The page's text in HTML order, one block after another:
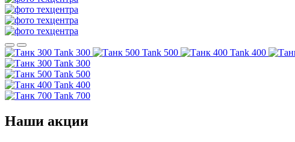
Tank 300 Tank 500 Tank 400
Tank 300
Tank 500
Tank 400
Tank 700
Наши акции